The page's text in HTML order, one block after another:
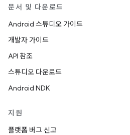
문서 및 다운로드
Android 스튜디오 가이드
개발자 가이드
API 참조
스튜디오 다운로드
Android NDK
지원
플랫폼 버그 신고